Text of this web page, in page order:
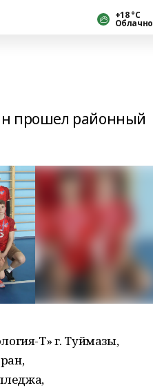
+18 °С
Облачно
прошел районный
Т» г. Туймазы,